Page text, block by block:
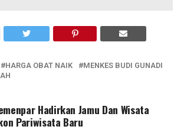
HARGA OBAT NAIK
MENKES BUDI GUNADI
Hadirkan Jamu Dan Wisata
Pariwisata Baru